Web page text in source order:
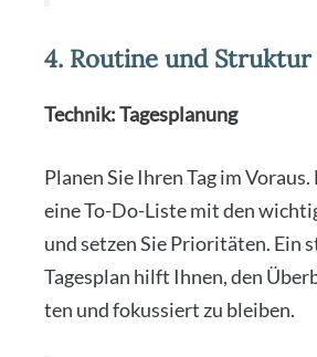
4. Routine und Struktur
Tech­nik: Tages­pla­nung
Pla­nen Sie Ihren Tag im
eine To-Do-Lis­te mit den
und set­zen Sie Prio­ri­tä­ten. Ein
Tages­plan hilft Ihnen, den
ten und fokus­siert zu blei­ben.